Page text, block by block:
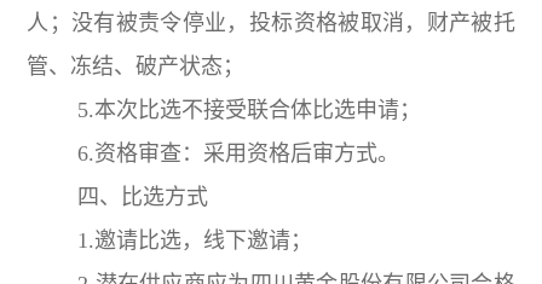
人；没有被责令停业，投标资格被取消，财产被托
管、冻结、破产状态；
5.本次比选不接受联合体比选申请；
6.资格审查：采用资格后审方式。
四、比选方式
1.邀请比选，线下邀请；